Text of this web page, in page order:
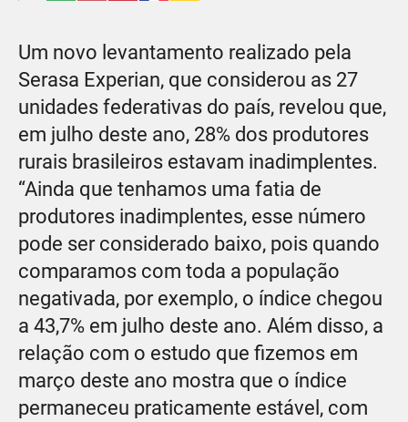
Um novo levantamento realizado pela
Serasa Experian, que considerou as 27
unidades federativas do país, revelou que,
em julho deste ano, 28% dos produtores
rurais brasileiros estavam inadimplentes.
“Ainda que tenhamos uma fatia de
produtores inadimplentes, esse número
pode ser considerado baixo, pois quando
comparamos com toda a população
negativada, por exemplo, o índice chegou
a 43,7% em julho deste ano. Além disso, a
relação com o estudo que fizemos em
março deste ano mostra que o índice
permaneceu praticamente estável, com